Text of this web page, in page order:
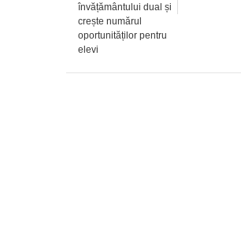
învățământului dual și
crește numărul
oportunităților pentru
elevi